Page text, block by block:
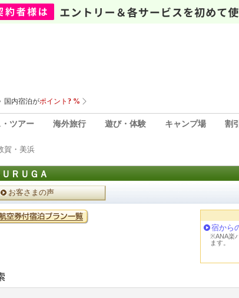
ツアー 海外旅行 遊び・体験 キャンプ場 割
賀・美浜
ＲＵＧＡ
お客さまの声
宿から
※ANA楽
ます。